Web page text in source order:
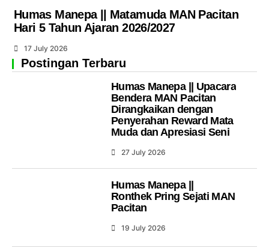
Humas Manepa || Matamuda MAN Pacitan
Hari 5 Tahun Ajaran 2026/2027
17 July 2026
Postingan Terbaru
Humas Manepa || Upacara
Bendera MAN Pacitan
Dirangkaikan dengan
Penyerahan Reward Mata
Muda dan Apresiasi Seni
27 July 2026
Humas Manepa ||
Ronthek Pring Sejati MAN
Pacitan
19 July 2026